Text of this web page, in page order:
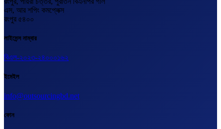
এস, আর শপিং কমপ্লেক্স
রংপুর ৫৪০০
লাইসেন্স নাম্বার
বিএল-২০২৩-২৪০০০১৬২
ইমেইল
info@outsourcingbd.net
ফোন